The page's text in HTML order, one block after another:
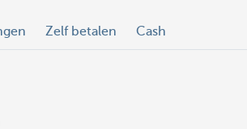
Zelf betalen Cash